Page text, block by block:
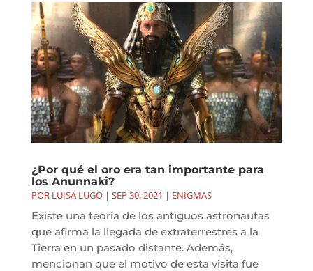
¿Por qué el oro era tan importante para
los Anunnaki?
POR LUISA LUGO| SEP 30, 2021 | ENIGMAS
Existe una teoría de los antiguos astronautas
que afirma la llegada de extraterrestres a la
Tierra en un pasado distante. Además,
mencionan que el motivo de esta visita fue